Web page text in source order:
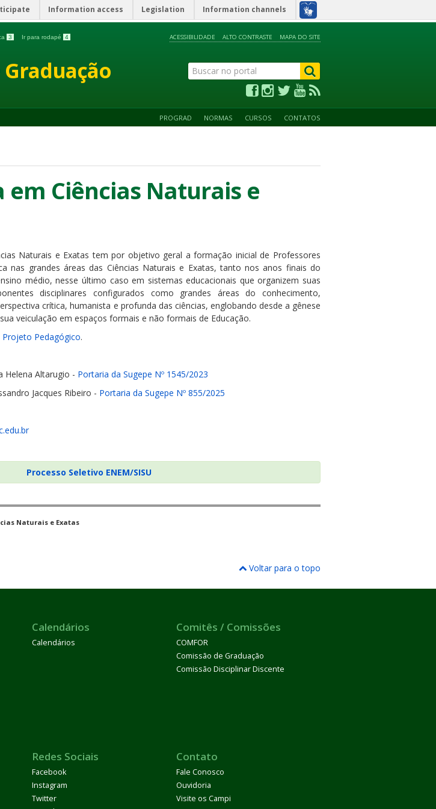
Information access Legislation Information channels
3 Ir para rodapé 4 ACESSIBILIDADE ALTO CONTRASTE MAPA DO SITE
PROGRAD NORMAS CURSOS CONTATOS
Ciências Naturais e
Naturais e Exatas tem por objetivo geral a formação inicial de Professores
nas grandes áreas das Ciências Naturais e Exatas, tanto nos anos finais do
médio, nesse último caso em sistemas educacionais que organizem suas
disciplinares configurados como grandes áreas do conhecimento,
crítica, humanista e profunda das ciências, englobando desde a gênese
veiculação em espaços formais e não formais de Educação.
Projeto Pedagógico.
Helena Altarugio - Portaria da Sugepe Nº 1545/2023
Jacques Ribeiro - Portaria da Sugepe Nº 855/2025
Processo Seletivo ENEM/SISU
Naturais e Exatas
Voltar para o topo
Calendários
Calendários
Comitês / Comissões
COMFOR
Comissão de Graduação
Comissão Disciplinar Discente
Redes Sociais
Facebook
Instagram
Twitter
Contato
Fale Conosco
Ouvidoria
Visite os Campi